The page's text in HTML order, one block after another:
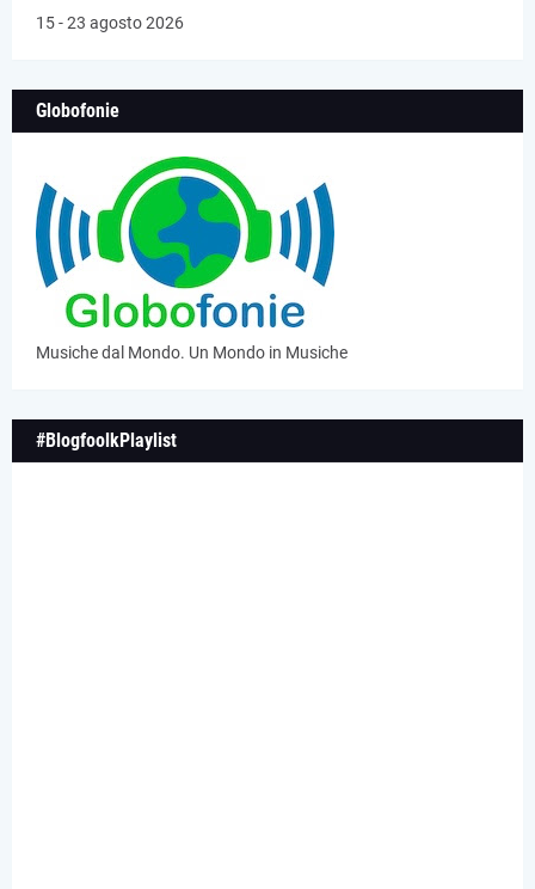
15 - 23 agosto 2026
Globofonie
Musiche dal Mondo. Un Mondo in Musiche
#BlogfoolkPlaylist